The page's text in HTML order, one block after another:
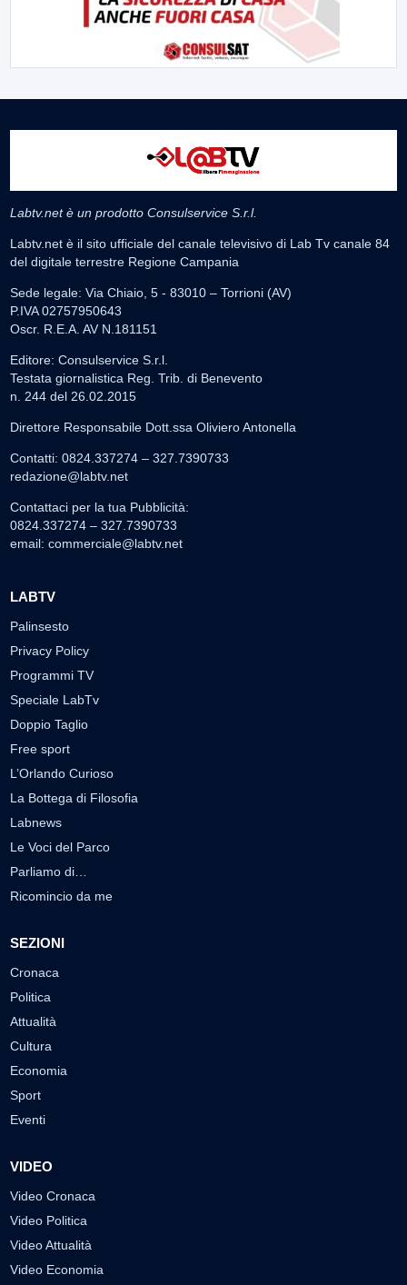
Labtv.net è un prodotto Consulservice S.r.l.
Labtv.net è il sito ufficiale del canale televisivo di Lab Tv canale 84
del digitale terrestre Regione Campania
Sede legale: Via Chiaio, 5 - 83010 – Torrioni (AV)
P.IVA 02757950643
Oscr. R.E.A. AV N.181151
Editore: Consulservice S.r.l.
Testata giornalistica Reg. Trib. di Benevento
n. 244 del 26.02.2015
Direttore Responsabile Dott.ssa Oliviero Antonella
Contatti: 0824.337274 – 327.7390733
redazione@labtv.net
Contattaci per la tua Pubblicità:
0824.337274 – 327.7390733
email: commerciale@labtv.net
LABTV
Palinsesto
Privacy Policy
Programmi TV
Speciale LabTv
Doppio Taglio
Free sport
L’Orlando Curioso
La Bottega di Filosofia
Labnews
Le Voci del Parco
Parliamo di…
Ricomincio da me
SEZIONI
Cronaca
Politica
Attualità
Cultura
Economia
Sport
Eventi
VIDEO
Video Cronaca
Video Politica
Video Attualità
Video Economia